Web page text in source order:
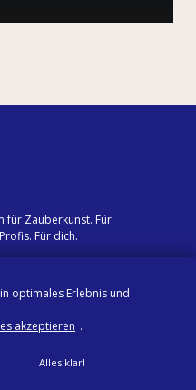
für Zauberkunst. Für
Für dich.
optimales Erlebnis und
akzeptieren .
Alles klar!